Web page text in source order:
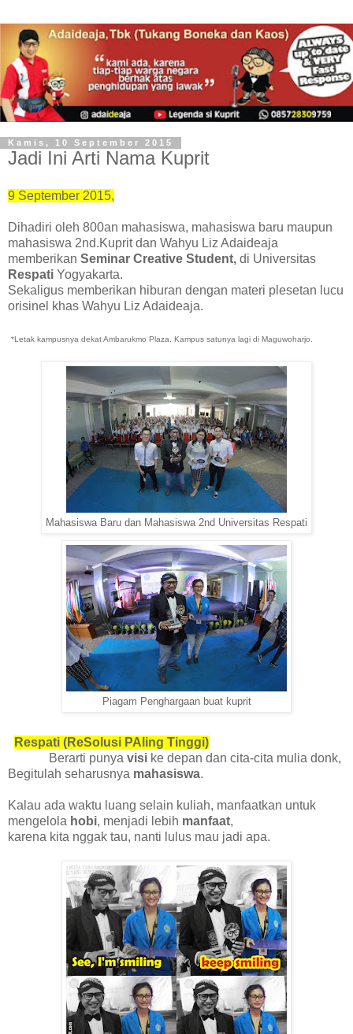
Kamis, 10 September 2015
Jadi Ini Arti Nama Kuprit
9 September 2015,
Dihadiri oleh 800an mahasiswa, mahasiswa baru maupun
mahasiswa 2nd.Kuprit dan Wahyu Liz Adaideaja
memberikan Seminar Creative Student, di Universitas
Respati Yogyakarta.
Sekaligus memberikan hiburan dengan materi plesetan lucu
orisinel khas Wahyu Liz Adaideaja.
*Letak kampusnya dekat Ambarukmo Plaza. Kampus satunya lagi di Maguwoharjo.
Mahasiswa Baru dan Mahasiswa 2nd Universitas Respati
Piagam Penghargaan buat kuprit
Respati (ReSolusi PAling Tinggi)
Berarti punya visi ke depan dan cita-cita mulia donk,
Begitulah seharusnya mahasiswa.
Kalau ada waktu luang selain kuliah, manfaatkan untuk
mengelola hobi, menjadi lebih manfaat,
karena kita nggak tau, nanti lulus mau jadi apa.